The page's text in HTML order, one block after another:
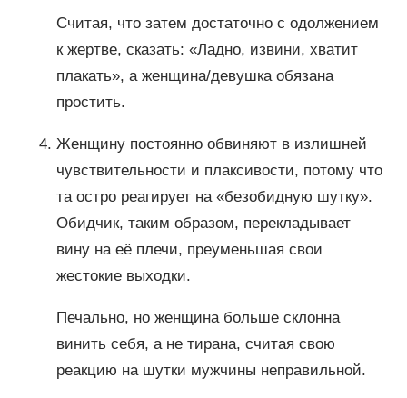
Считая, что затем достаточно с одолжением
к жертве, сказать: «Ладно, извини, хватит
плакать», а женщина/девушка обязана
простить.
Женщину постоянно обвиняют в излишней
чувствительности и плаксивости, потому что
та остро реагирует на «безобидную шутку».
Обидчик, таким образом, перекладывает
вину на её плечи, преуменьшая свои
жестокие выходки.
Печально, но женщина больше склонна
винить себя, а не тирана, считая свою
реакцию на шутки мужчины неправильной.